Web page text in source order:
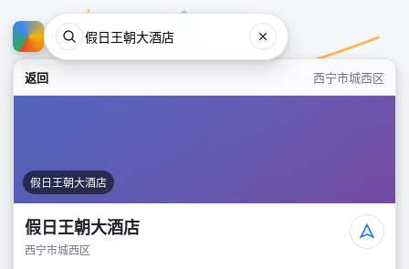
返回 西宁市城西区
假日王朝大酒店
假日王朝大酒店
西宁市城西区